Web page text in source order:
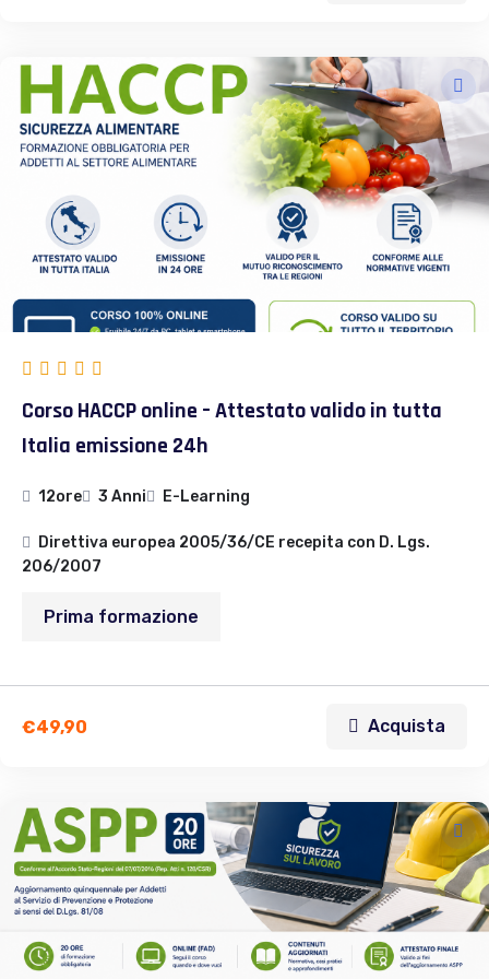
Corso HACCP online – Attestato valido in tutta
Italia emissione 24h
12ore 3 Anni E-Learning
Direttiva europea 2005/36/CE recepita con D. Lgs.
206/2007
Prima formazione
€49,90 Acquista